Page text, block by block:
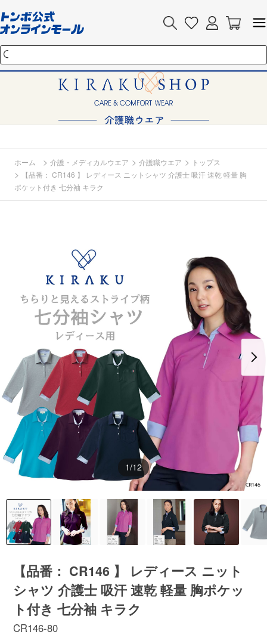
ホーム > 介護・メディカルウエア > 介護職ウエア > トップス
>
【品番： CR146 】 レディース ニットシャツ 介護士 吸汗 速乾 軽量 胸
ポケット付き 七分袖 キラク
1/12
【品番： CR146 】 レディース ニット
シャツ 介護士 吸汗 速乾 軽量 胸ポケッ
ト付き 七分袖 キラク
CR146-80